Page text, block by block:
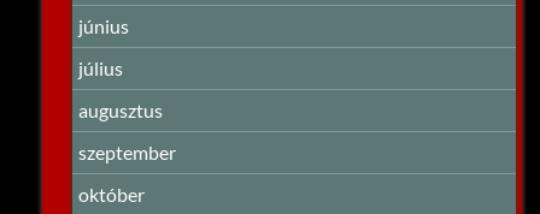
június
július
augusztus
szeptember
október